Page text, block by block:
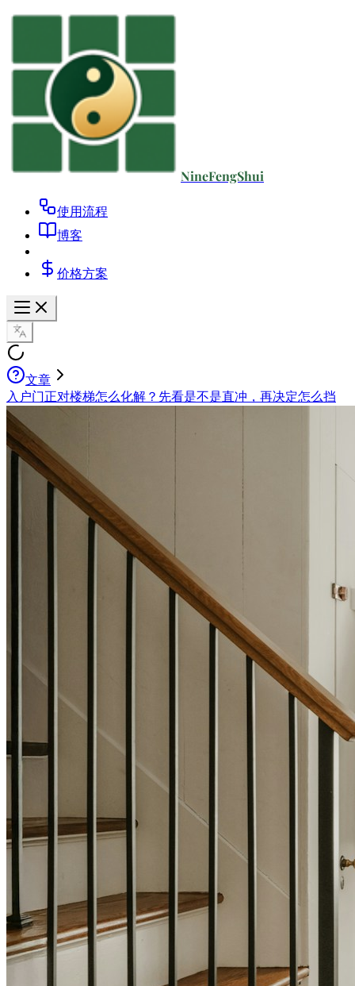
NineFengShui
使用流程
博客
价格方案
文章
入户门正对楼梯怎么化解？先看是不是直冲，再决定怎么挡